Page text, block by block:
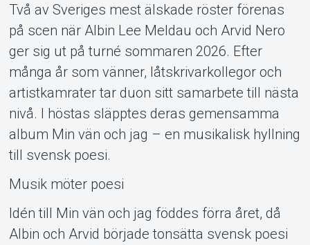
Support
Om Tickster
Två av Sveriges mest älskade röster förenas
på scen när Albin Lee Meldau och Arvid Nero
ger sig ut på turné sommaren 2026. Efter
många år som vänner, låtskrivarkollegor och
artistkamrater tar duon sitt samarbete till nästa
nivå. I höstas släpptes deras gemensamma
album Min vän och jag – en musikalisk hyllning
till svensk poesi.
Musik möter poesi
Idén till Min vän och jag föddes förra året, då
Albin och Arvid började tonsätta svensk poesi